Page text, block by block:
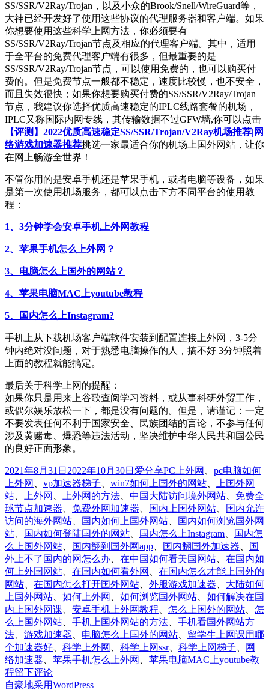
SS/SSR/V2Ray/Trojan，以及小众的Brook/Snell/WireGuard等，
大神已经开发好了使用这些协议的代理服务器和客户端。如果
你想要使用这些科学上网方法，你必须要有
SS/SSR/V2Ray/Trojan节点及相应的代理客户端。其中，适用
于全平台的免费代理客户端有很多，但最重要的是
SS/SSR/V2Ray/Trojan节点，可以使用免费的，也可以购买付
费的。但是免费节点一般都不稳定，速度比较慢，也不安全，
而且失效很快；如果你想要购买付费的SS/SSR/V2Ray/Trojan
节点，我建议你选择优质高速稳定的IPLC线路套餐的机场，
IPLC又称国际内网专线，其传输数据不过GFW墙,你可以点击
【评测】2022优质高速稳定SS/SSR/Trojan/V2Ray机场推荐|网
络游戏加速器推荐挑选一家最适合你的机场上国外网站，让你
在网上畅游全世界！
不管你用的是安卓手机还是苹果手机，或者电脑等设备，如果
是第一次使用机场服务，都可以点击下方不同平台的使用教
程：
1、3分钟学会安卓手机上外网教程
2、苹果手机怎么上外网？
3、电脑怎么上国外的网站？
4、苹果电脑MAC上youtube教程
5、国内怎么上Instagram?
手机上从下载机场客户端软件安装到配置连接上外网，3-5分
钟内绝对没问题，对于熟悉电脑操作的人，搞不好 3分钟照着
上面的教程就能搞定。
最后关于科学上网的提醒：
如果你只是用来上谷歌查阅学习资料，或从事科研外贸工作，
或偶尔娱乐放松一下，都是没有问题的。但是，请谨记：一定
不要发表任何不利于国家安全、民族团结的言论，不参与任何
涉及黄赌毒、爆恐等违法活动，坚决维护中华人民共和国公民
的良好正面形象。
发
布
于
2021年8月31日 2022年10月30日 分
类
爱分享标
签
PC上外网
pc电脑如何
上外网
vp加速器梯子 win7如何上国外的网站
上国外网
站
上外网 上外网的方法 中国大陆访问境外网站
免费全
球节点加速器
免费外网加速器 国内上国外网站
国内允许
访问的海外网站
国内如何上国外网站
国内如何浏览国外网
站
国内如何登陆国外的网站 国内怎么上Instagram
国内怎
么上国外网站
国内翻到国外网app 国内翻国外加速器
国
外上不了国内的网怎么办
在中国如何看美国网站
在国内如
何上外国网站
在国内如何看外网
在国内怎么才能上国外的
网站
在国内怎么打开国外网站 外服游戏加速器
大陆如何
上国外网站
如何上外网 如何浏览国外网站
如何解决在国
内上国外网课
安卓手机上外网教程 怎么上国外的网站
怎
么上国外网站
手机上国外网站的方法
手机看国外网站方
法
游戏加速器 电脑怎么上国外的网站
留学生上网课用哪
个加速器好
科学上外网 科学上网ssr、 科学上网梯子
网
络加速器
苹果手机怎么上外网
苹果电脑MAC上youtube教
程于
88°
留下评论
自豪地采用WordPress